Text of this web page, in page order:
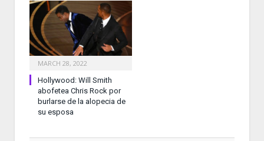
MARCH 28, 2022
Hollywood: Will Smith
abofetea Chris Rock por
burlarse de la alopecia de
su esposa